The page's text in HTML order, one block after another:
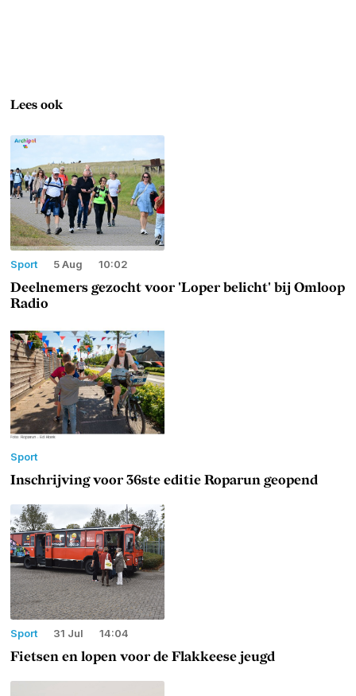
Lees ook
Sport 5 Aug 10:02
Deelnemers gezocht voor 'Loper belicht' bij Omloop
Radio
Sport
Inschrijving voor 36ste editie Roparun geopend
Sport 31 Jul 14:04
Fietsen en lopen voor de Flakkeese jeugd